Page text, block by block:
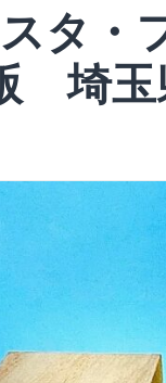
タ・
埼玉